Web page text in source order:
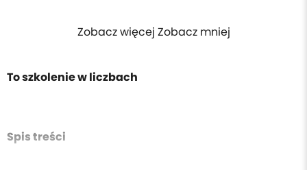
Zobacz więcej Zobacz mniej
To szkolenie w liczbach
Spis treści